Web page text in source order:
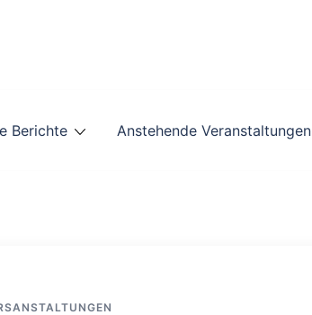
Berichte Anstehende Veranstaltungen